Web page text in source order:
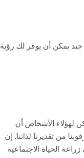
يمكن أن يوفر لك رؤية
لهؤلاء الأشخاص أن
من تقديرنا لذاتنا. إن
الحياة الاجتماعية